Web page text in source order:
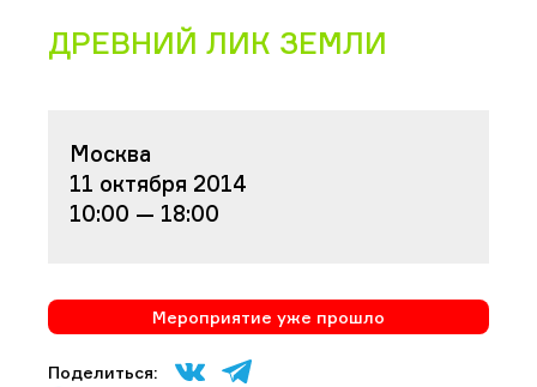
ДРЕВНИЙ ЛИК ЗЕМЛИ
Москва
11 октября 2014
10:00 — 18:00
Мероприятие уже прошло
Поделиться: